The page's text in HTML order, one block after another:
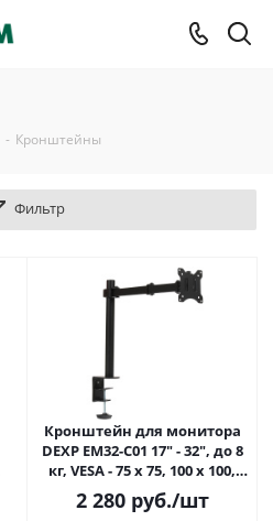
- Кронштейны
Фильтр
Кронштейн для монитора
DEXP EM32-C01 17" - 32", до 8
кг, VESA - 75 x 75, 100 x 100,
черный
2 280руб./шт